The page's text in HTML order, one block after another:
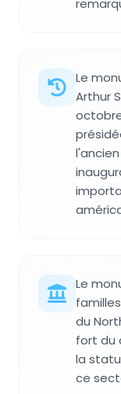
Le
Arthur
Le
du
fort du
la
ce